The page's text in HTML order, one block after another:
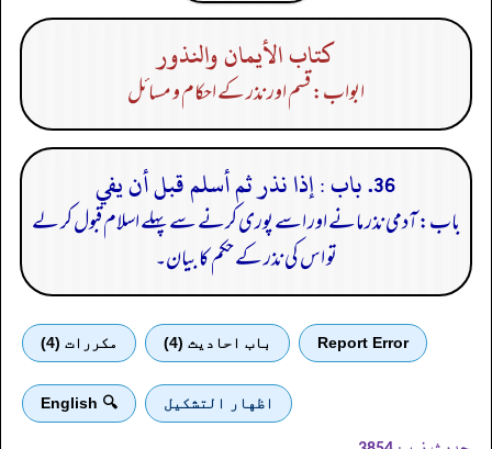
كتاب الأيمان والنذور
ابواب: قسم اور نذر کے احکام و مسائل
36. باب : إذا نذر ثم أسلم قبل أن يفي
باب: آدمی نذر مانے اور اسے پوری کرنے سے پہلے اسلام قبول کر لے
تو اس کی نذر کے حکم کا بیان۔
Report Error باب احادیث (4) مكررات (4)
اظهار التشكيل 🔍 English